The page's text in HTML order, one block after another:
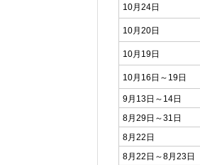
10月24日
10月20日
10月19日
10月16日～19日
9月13日～14日
8月29日～31日
8月22日
8月22日～8月23日